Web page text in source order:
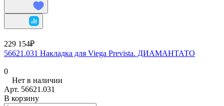
229 154₽
56621.031 Накладка для Viega Prevista. ДИАМАНТАТО
0
Нет в наличии
Арт. 56621.031
В корзину